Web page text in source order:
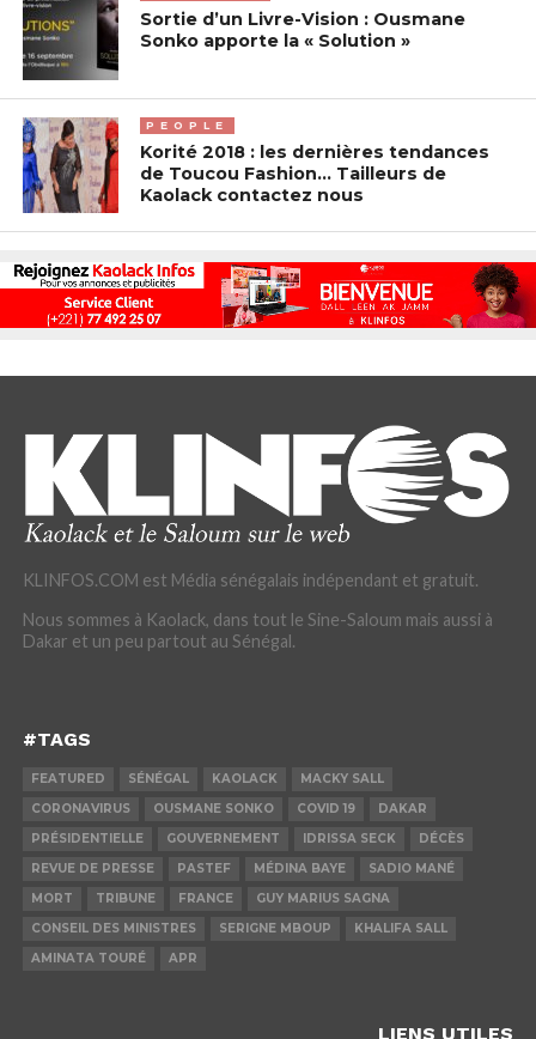
Sortie d’un Livre-Vision : Ousmane
Sonko apporte la « Solution »
PEOPLE
Korité 2018 : les dernières tendances
de Toucou Fashion… Tailleurs de
Kaolack contactez nous
KLINFOS.COM est Média sénégalais indépendant et gratuit.
Nous sommes à Kaolack, dans tout le Sine-Saloum mais aussi à
Dakar et un peu partout au Sénégal.
#TAGS
FEATURED SÉNÉGAL KAOLACK
MACKY SALL
CORONAVIRUS
OUSMANE SONKO COVID 19
DAKAR
PRÉSIDENTIELLE
GOUVERNEMENT IDRISSA SECK
DÉCÈS
REVUE DE PRESSE
PASTEF MÉDINA BAYE
SADIO MANÉ
MORT
TRIBUNE FRANCE
GUY MARIUS SAGNA
CONSEIL DES MINISTRES
SERIGNE MBOUP
KHALIFA SALL
AMINATA TOURÉ
APR
LIENS UTILES